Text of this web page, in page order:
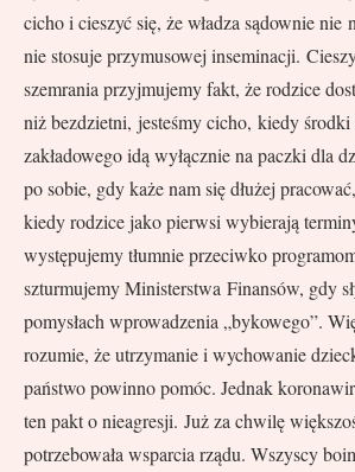
cicho i cieszyć się, że władza sądownie nie
nie stosuje przymusowej inseminacji.
szemrania przyjmujemy fakt, że rodzice
niż bezdzietni, jesteśmy cicho, kiedy środki
zakładowego idą wyłącznie na paczki dla
po sobie, gdy każe nam się dłużej
kiedy rodzice jako pierwsi wybierają
występujemy tłumnie przeciwko
szturmujemy Ministerstwa Finansów, gdy
pomysłach wprowadzenia „bykowego”.
rozumie, że utrzymanie i wychowanie
państwo powinno pomóc. Jednak
ten pakt o nieagresji. Już za chwilę
potrzebowała wsparcia rządu. Wszyscy